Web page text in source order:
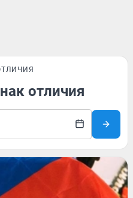
отличия